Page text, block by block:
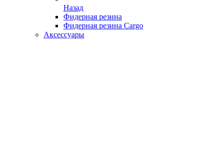
Назад
Фидерная резина
Фидерная резина Cargo
Аксессуары